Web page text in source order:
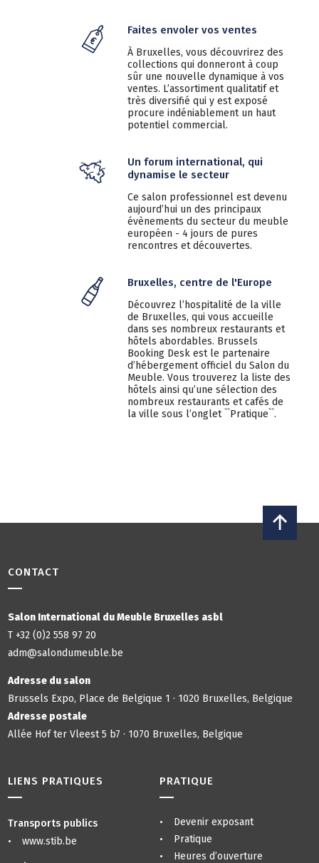
Faites envoler vos ventes
À Bruxelles, vous découvrirez des
collections qui donneront à coup
sûr une nouvelle dynamique à vos
ventes. L’assortiment qualitatif et
très diversifié qui y est exposé
procure indéniablement un haut
potentiel commercial.
Un forum international, qui
dynamise le secteur
Ce salon professionnel est devenu
aujourd’hui un des principaux
évènements du secteur du meuble
européen - 4 jours de pures
rencontres et découvertes.
Bruxelles, centre de l'Europe
Découvrez l’hospitalité de la ville
de Bruxelles, qui vous accueille
dans ses nombreux restaurants et
hôtels abordables. Brussels
Booking Desk est le partenaire
d’hébergement officiel du Salon du
Meuble. Vous trouverez la liste des
hôtels ainsi qu’une sélection des
nombreux restaurants et cafés de
la ville sous l’onglet ``Pratique``.
CONTACT
Salon International du Meuble Bruxelles asbl
T +32 (0)2 558 97 20
adm@salondumeuble.be
Adresse du salon
Brussels Expo, Place de Belgique 1 · 1020 Bruxelles, Belgique
Adresse postale
Allée Hof ter Vleest 5 b7 · 1070 Bruxelles, Belgique
LIENS PRATIQUES
Transports publics
www.stib.be
PRATIQUE
Devenir exposant
Pratique
Heures d’ouverture